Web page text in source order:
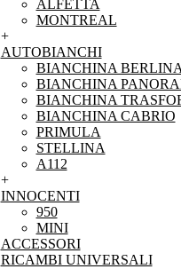
ALFETTA
MONTREAL
+
AUTOBIANCHI
BIANCHINA BERLINA
BIANCHINA
BIANCHINA
BIANCHINA CABRIO
PRIMULA
STELLINA
A112
+
INNOCENTI
950
MINI
ACCESSORI
RICAMBI UNIVERSALI